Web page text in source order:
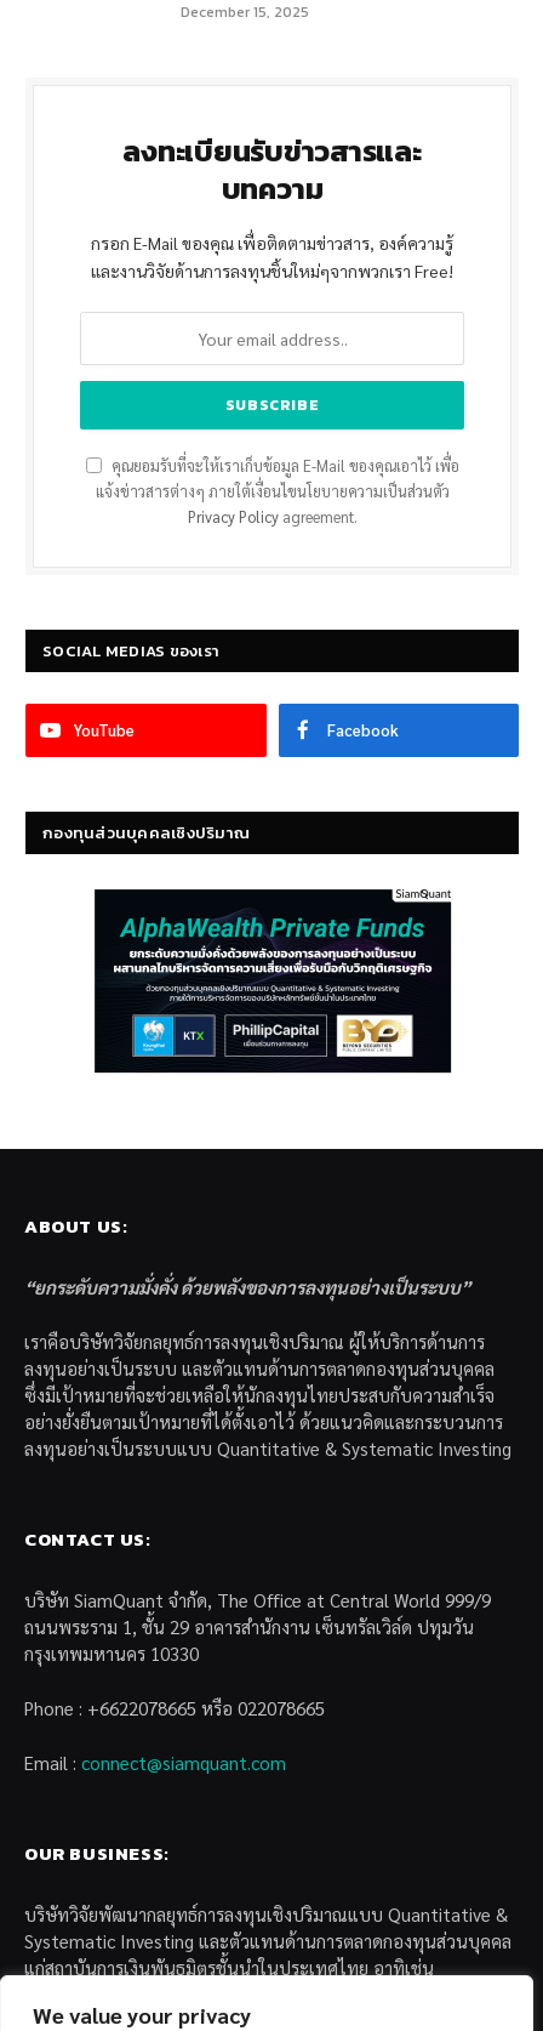
We value your privacy
December 15, 2025
ลงทะเบียนรับข่าวสารและ
บทความ
กรอก E-Mail ของคุณ เพื่อติดตามข่าวสาร, องค์ความรู้
และงานวิจัยด้านการลงทุนชิ้นใหม่ๆจากพวกเรา Free!
คุณยอมรับที่จะให้เราเก็บข้อมูล E-Mail ของคุณเอาไว้ เพื่อ
แจ้งข่าวสารต่างๆ ภายใต้เงื่อนไขนโยบายความเป็นส่วนตัว
Privacy Policyagreement.
SOCIAL MEDIAS ของเรา
YouTube Facebook
กองทุนส่วนบุคคลเชิงปริมาณ
ABOUT US:
“ยกระดับความมั่งคั่ง ด้วยพลังของการลงทุนอย่างเป็นระบบ”
เราคือบริษัทวิจัยกลยุทธ์การลงทุนเชิงปริมาณ ผู้ให้บริการด้านการ
ลงทุนอย่างเป็นระบบ และตัวแทนด้านการตลาดกองทุนส่วนบุคคล
ซึ่งมีเป้าหมายที่จะช่วยเหลือให้นักลงทุนไทยประสบกับความสำเร็จ
อย่างยั่งยืนตามเป้าหมายที่ได้ตั้งเอาไว้ ด้วยแนวคิดและกระบวนการ
ลงทุนอย่างเป็นระบบแบบ Quantitative & Systematic Investing
CONTACT US:
บริษัท SiamQuant จำกัด, The Office at Central World 999/9
ถนนพระราม 1, ชั้น 29 อาคารสำนักงาน เซ็นทรัลเวิล์ด ปทุมวัน
กรุงเทพมหานคร 10330
Phone : +6622078665 หรือ 022078665
Email : connect@siamquant.com
OUR BUSINESS:
บริษัทวิจัยพัฒนากลยุทธ์การลงทุนเชิงปริมาณแบบ Quantitative &
Systematic Investing และตัวแทนด้านการตลาดกองทุนส่วนบุคคล
แก่สถาบันการเงินพันธมิตรชั้นนำในประเทศไทย อาทิเช่น
– บล. กรุงไทย เอ็กซ์สปริง จำกัด